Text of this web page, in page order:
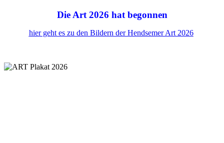
Die Art 2026 hat begonnen
hier geht es zu den Bildern der Hendsemer Art 2026